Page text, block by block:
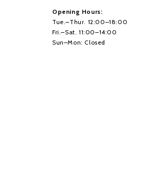
Opening Hours:
Tue.–Thur. 12:00–18:00
Fri.–Sat. 11:00–14:00
Sun–Mon: Closed